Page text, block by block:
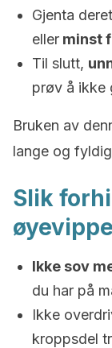
Gjenta
eller minst
Til slutt,
prøv å ikke
Bruken av
lange og
Slik
Ikke sov
du har på
Ikke
kroppsdel